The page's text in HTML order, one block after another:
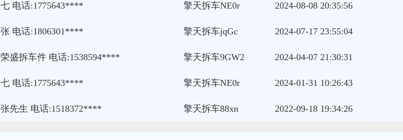
七 电话:1775643**** 擎天拆车NE0r 2024-08-08 20:35:56
张 电话:1806301**** 擎天拆车jqGc 2024-07-17 23:55:04
荣盛拆车件 电话:1538594**** 擎天拆车9GW2 2024-04-07 21:30:31
七 电话:1775643**** 擎天拆车NE0r 2024-01-31 10:26:43
张先生 电话:1518372**** 擎天拆车88xn 2022-09-18 19:34:26